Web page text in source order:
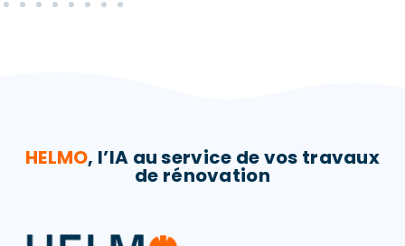
HELMO, l’IA au service de vos travaux
de rénovation​